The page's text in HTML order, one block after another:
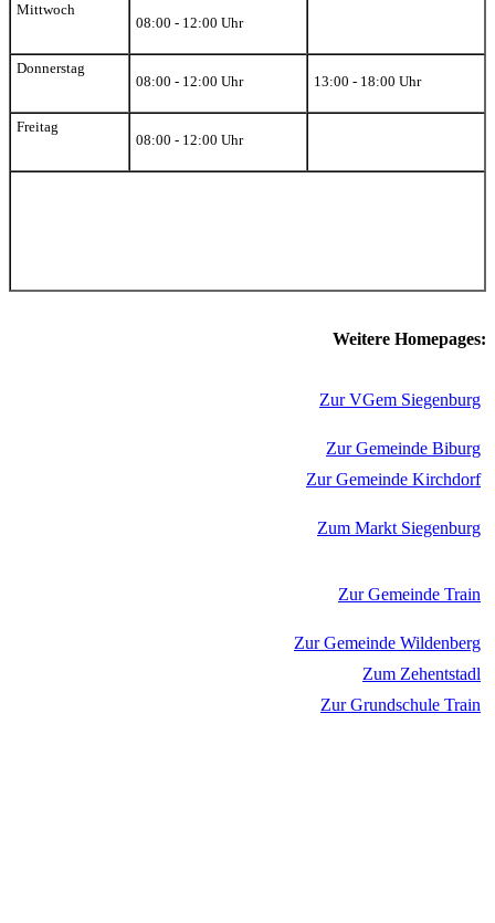
Mittwoch
08:00 - 12:00 Uhr
Donnerstag
08:00 - 12:00 Uhr
13:00 - 18:00 Uhr
Freitag
08:00 - 12:00 Uhr
Weitere Homepages:
Zur VGem Siegenburg
Zur Gemeinde Biburg
Zur Gemeinde Kirchdorf
Zum Markt Siegenburg
Zur Gemeinde Train
Zur Gemeinde Wildenberg
Zum Zehentstadl
Zur Grundschule Train